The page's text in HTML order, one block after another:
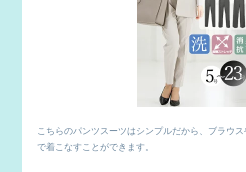
こちらのパンツスーツはシンプルだから、ブラウ
で着こなすことができます。